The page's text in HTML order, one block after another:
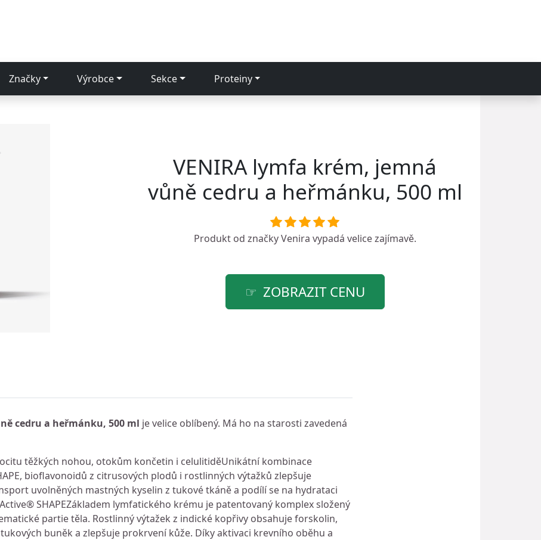
Značky Výrobce Sekce Proteiny
VENIRA lymfa krém, jemná
vůně cedru a heřmánku, 500 ml
Produkt od značkyVenira vypadá velice zajímavě.
ZOBRAZIT CENU
cedru a heřmánku, 500 ml je velice oblíbený. Má ho na starosti zavedená
těžkých nohou, otokům končetin i celulitiděUnikátní kombinace
bioflavonoidů z citrusových plodů i rostlinných výtažků zlepšuje
uvolněných mastných kyselin z tukové tkáně a podílí se na hydrataci
SHAPEZákladem lymfatického krému je patentovaný komplex složený
partie těla. Rostlinný výtažek z indické kopřivy obsahuje forskolin,
buněk a zlepšuje prokrvení kůže. Díky aktivaci krevního oběhu a